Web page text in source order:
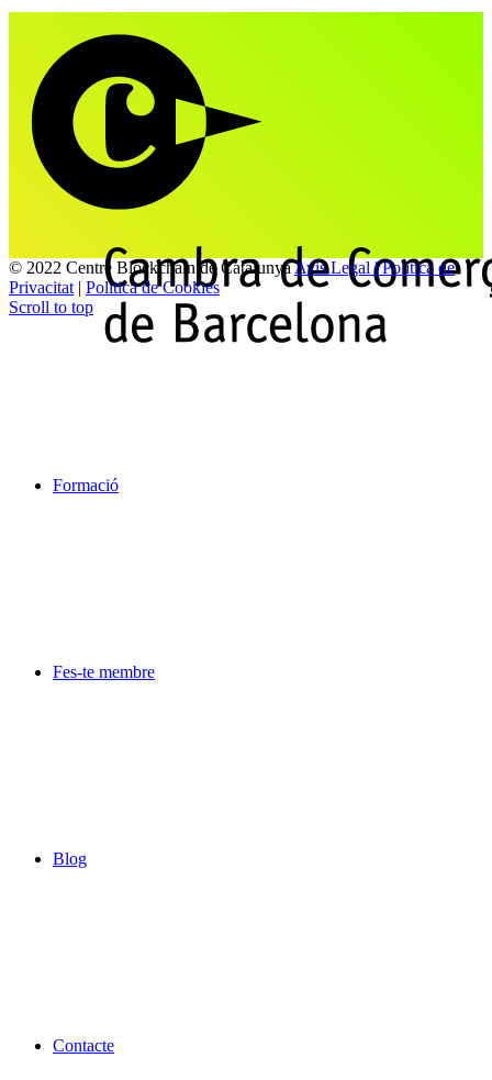
Formació
Fes-te membre
Blog
Contacte
© 2022 Centre Blockchain de CatalunyaAvis Legal | Politica de
Privacitat | Politica de Cookies
Scroll to top